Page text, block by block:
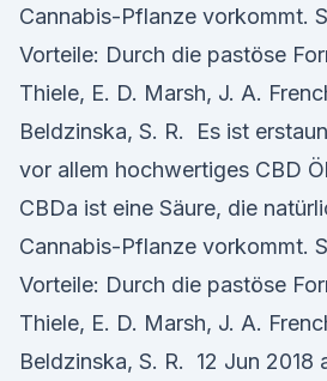
Cannabis-Pflanze vorkommt.
Vorteile: Durch die pastöse
Thiele, E. D. Marsh, J. A.
Beldzinska, S. R. Es ist
vor allem hochwertiges CBD
CBDa ist eine Säure, die
Cannabis-Pflanze vorkommt.
Vorteile: Durch die pastöse
Thiele, E. D. Marsh, J. A.
Beldzinska, S. R. 12 Jun 2018